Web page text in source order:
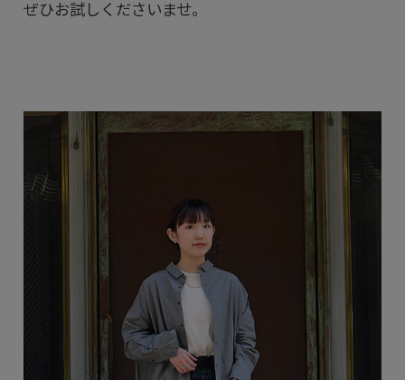
ぜひお試しくださいませ。